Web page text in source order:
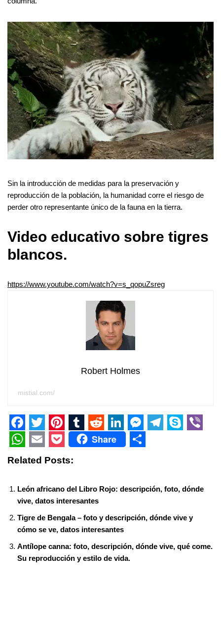
Sin la introducción de medidas para la preservación y
reproducción de la población, la humanidad corre el riesgo de
perder otro representante único de la fauna en la tierra.
Video educativo sobre tigres
blancos.
https://www.youtube.com/watch?v=s_qopuZsreg
Robert Holmes
mistial.com/
F
a
e
b
o
o
k
T
w
t
t
e
r
P
i
t
e
r
e
s
t
T
u
b
l
r
R
d
i
t
L
k
d
I
n
M
s
n
e
r
e
r
m
p
e
W
a
s
A
p
p
E
a
i
l
P
c
k
e
t
Share
a
e
Related Posts:
León africano del Libro Rojo: descripción, foto, dónde
vive, datos interesantes
Tigre de Bengala – foto y descripción, dónde vive y
cómo se ve, datos interesantes
Antílope canna: foto, descripción, dónde vive, qué come.
Su reproducción y estilo de vida.